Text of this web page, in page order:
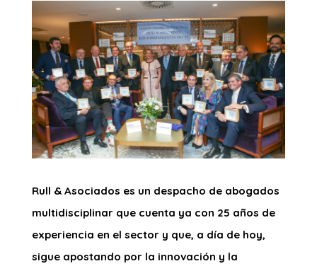
Rull & Asociados es un despacho de abogados
multidisciplinar que cuenta ya con 25 años de
experiencia en el sector y que, a día de hoy,
sigue apostando por la innovación y la